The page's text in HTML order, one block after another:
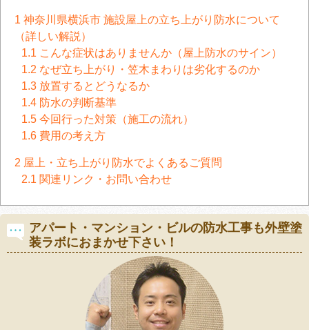
1 神奈川県横浜市 施設屋上の立ち上がり防水について
（詳しい解説）
1.1 こんな症状はありませんか（屋上防水のサイン）
1.2 なぜ立ち上がり・笠木まわりは劣化するのか
1.3 放置するとどうなるか
1.4 防水の判断基準
1.5 今回行った対策（施工の流れ）
1.6 費用の考え方
2 屋上・立ち上がり防水でよくあるご質問
2.1 関連リンク・お問い合わせ
アパート・マンション・ビルの防水工事も外壁塗
装ラボにおまかせ下さい！